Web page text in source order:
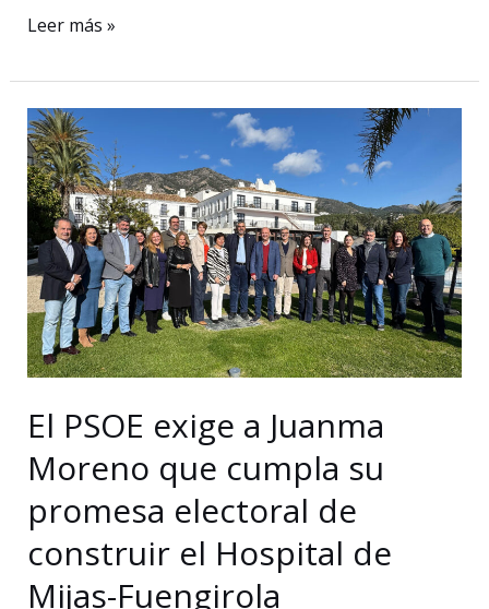
El
respalda
las
nuevas
medidas
del
Gobierno
en
vivienda
e
insta
la
Junta
declarar
Málaga
como
Leer más »
El PSOE exige a Juanma
Moreno que cumpla su
promesa electoral de
construir el Hospital de
Mijas-Fuengirola